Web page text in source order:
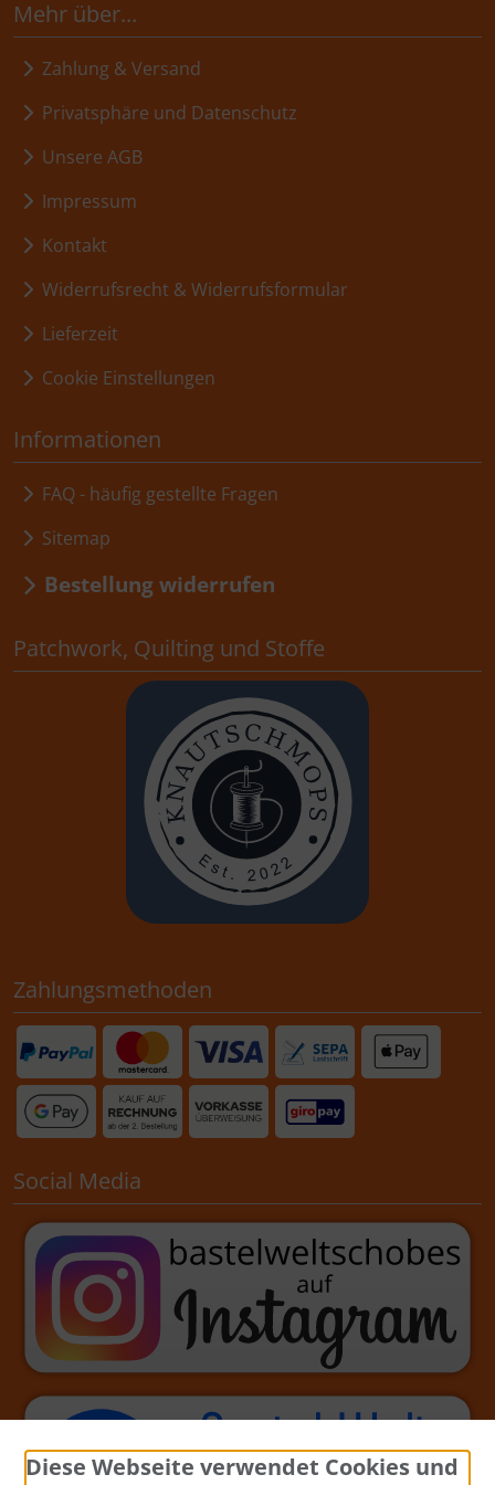
Mehr über...
Zahlung & Versand
Privatsphäre und Datenschutz
Unsere AGB
Impressum
Kontakt
Widerrufsrecht & Widerrufsformular
Lieferzeit
Cookie Einstellungen
Informationen
FAQ - häufig gestellte Fragen
Sitemap
Bestellung widerrufen
Patchwork, Quilting und Stoffe
Zahlungsmethoden
Social Media
Diese Webseite verwendet Cookies und